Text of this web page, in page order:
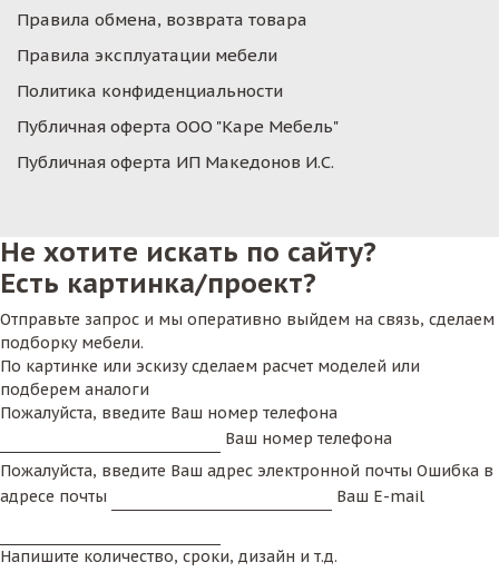
Правила обмена, возврата товара
Правила эксплуатации мебели
Политика конфиденциальности
Публичная оферта ООО "Каре Мебель"
Публичная оферта ИП Македонов И.С.
Не хотите искать по сайту?
Есть картинка/проект?
Отправьте запрос и мы оперативно выйдем на связь, сделаем
подборку мебели.
По картинке или эскизу сделаем расчет моделей или
подберем аналоги
Пожалуйста, введите Ваш номер телефона
Ваш номер телефона
Пожалуйста, введите Ваш адрес электронной почты Ошибка в
адресе почты
Ваш E-mail
Напишите количество, сроки, дизайн и т.д.